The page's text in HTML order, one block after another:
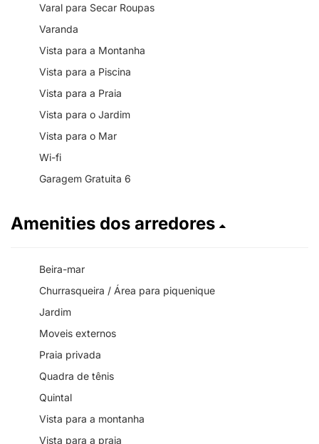
Varal para Secar Roupas
Varanda
Vista para a Montanha
Vista para a Piscina
Vista para a Praia
Vista para o Jardim
Vista para o Mar
Wi-fi
Garagem Gratuita 6
Amenities dos arredores
Beira-mar
Churrasqueira / Área para piquenique
Jardim
Moveis externos
Praia privada
Quadra de tênis
Quintal
Vista para a montanha
Vista para a praia